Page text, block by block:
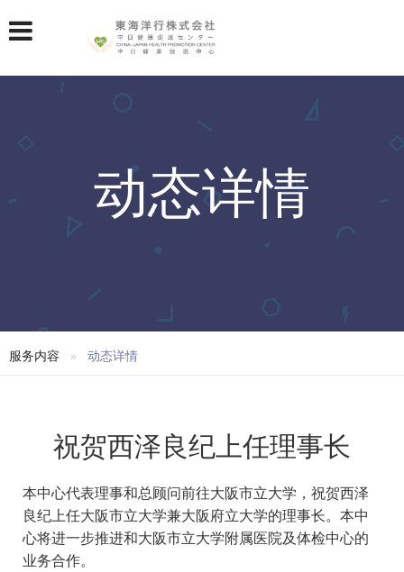
动态详情
服务内容 动态详情
祝贺西泽良纪上任理事长
本中心代表理事和总顾问前往大阪市立大学，祝贺西泽
良纪上任大阪市立大学兼大阪府立大学的理事长。本中
心将进一步推进和大阪市立大学附属医院及体检中心的
业务合作。